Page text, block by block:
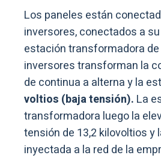
Los paneles están
inversores, conectados a
estación transformadora
inversores transforman la
de continua a alterna y la
voltios (baja tensión). La
transformadora luego la
tensión de 13,2 kilovoltios y
inyectada a la red de la